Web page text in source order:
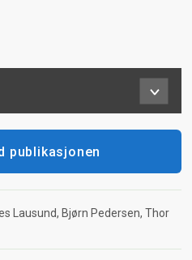
publikasjonen
Lausund Bjørn Pedersen Thor